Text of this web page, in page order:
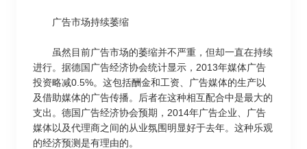
广告市场持续萎缩
虽然目前广告市场的萎缩并不严重，但却一直在持续
进行。据德国广告经济协会统计显示，2013年媒体广告
投资略减0.5%。这包括酬金和工资、广告媒体的生产以
及借助媒体的广告传播。后者在这种相互配合中是最大的
支出。德国广告经济协会预期，2014年广告企业、广告
媒体以及代理商之间的从业氛围明显好于去年。这种乐观
的经济预测是有理由的。